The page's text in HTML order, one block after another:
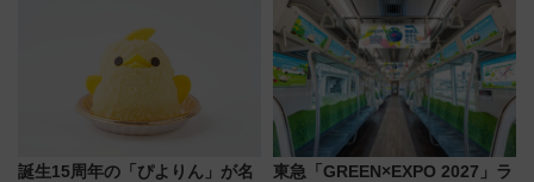
リサーチ」本格謎解き・グッズ
情報まとめ
誕生15周年の「ぴよりん」が名
東急「GREEN×EXPO 2027」ラ